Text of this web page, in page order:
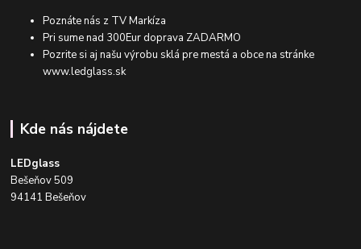
Poznáte nás z TV Markíza
Pri sume nad 300Eur doprava ZADARMO
Pozrite si aj našu výrobu sklá pre mestá a obce na stránke
www.ledglass.sk
Kde nás nájdete
LEDglass
Bešeňov 509
94141 Bešeňov